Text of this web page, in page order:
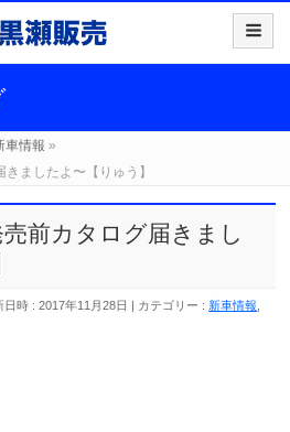
車情報 »
ましたよ〜【りゅう】
売前カタログ届きまし
日時 : 2017年11月28日 カテゴリー : 新車情報